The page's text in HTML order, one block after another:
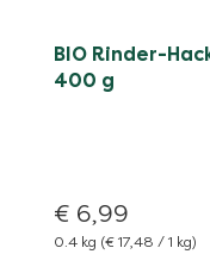
BIO Rinder-
400 g
€ 6,99
0.4 kg (€ 17,48 / 1 kg)